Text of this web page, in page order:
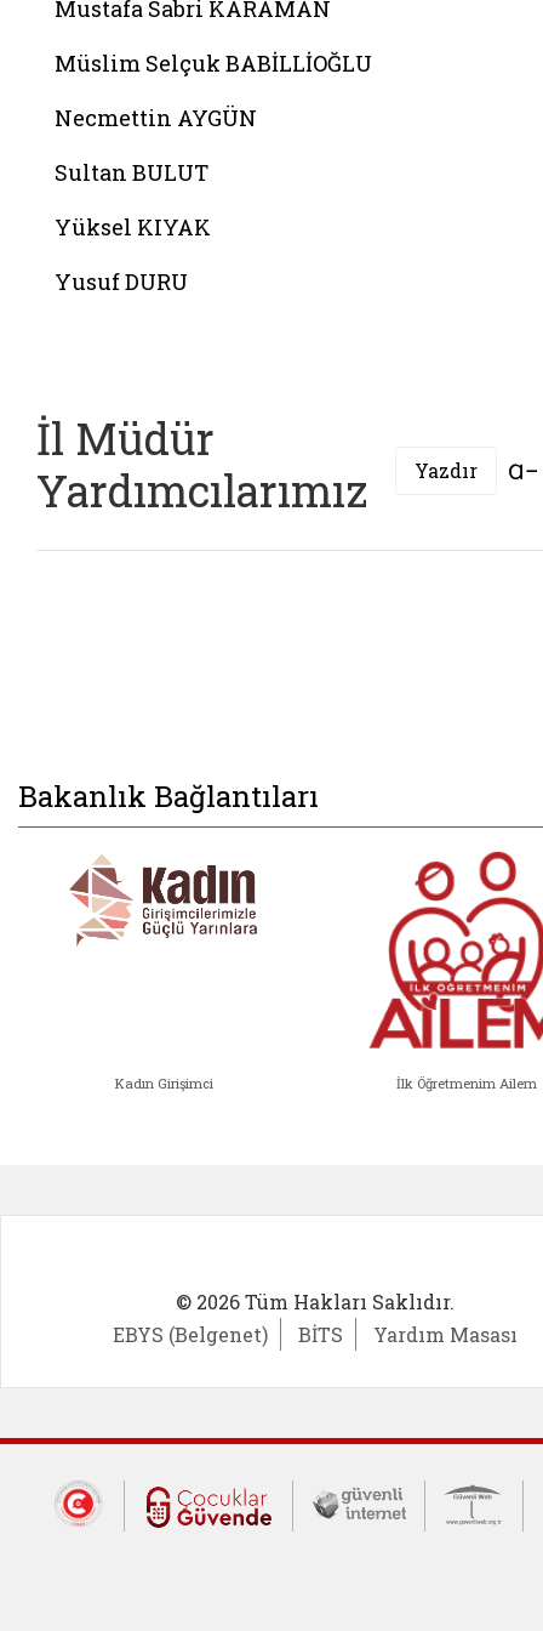
Mustafa Sabri KARAMAN
Müslim Selçuk BABİLLİOĞLU
Necmettin AYGÜN
Sultan BULUT
Yüksel KIYAK
Yusuf DURU
İl Müdür
Yardımcılarımız
Yazdır
Bakanlık Bağlantıları
Kadın Girişimci İlk Öğretmenim Ailem
© 2026 Tüm Hakları Saklıdır.
EBYS (Belgenet)
BİTS Yardım Masası
Dış Bağlantılar
Cumhurbaşkanlığı İletişim Merkezi
Çocuklar Güvende (yeni
Güvenli